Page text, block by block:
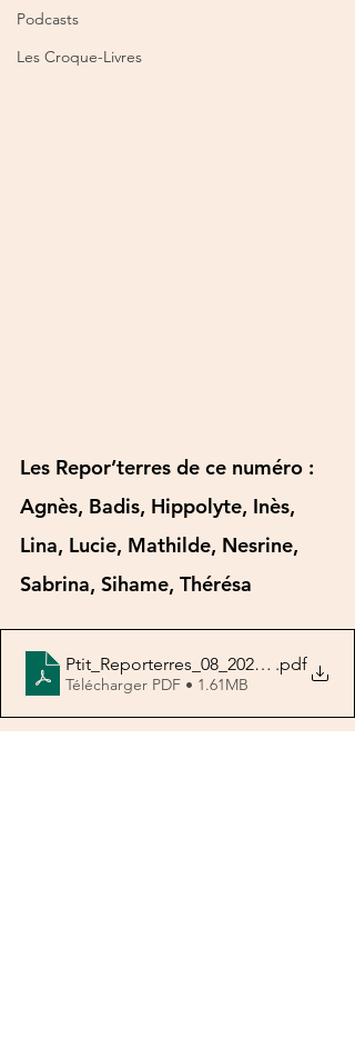
Podcasts
Les Croque-Livres
Les Repor’terres de ce numéro :
Agnès, Badis, Hippolyte, Inès,
Lina, Lucie, Mathilde, Nesrine,
Sabrina, Sihame, Thérésa
Ptit_Reporterres_08_2023_02.pdf
Télécharger PDF • 1.61MB